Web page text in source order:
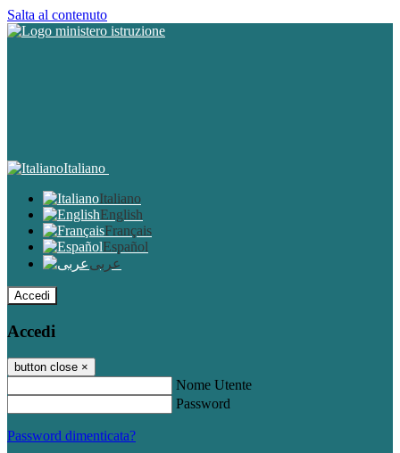
Salta al contenuto
Italiano
Italiano
English
Français
Español
عربى
Accedi
Accedi
button close ×
Nome Utente
Password
Password dimenticata?